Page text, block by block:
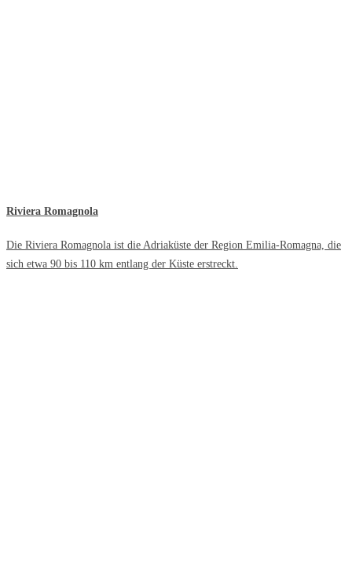
Riviera Romagnola
Die Riviera Romagnola ist die Adriaküste der Region Emilia-Romagna, die
sich etwa 90 bis 110 km entlang der Küste erstreckt.